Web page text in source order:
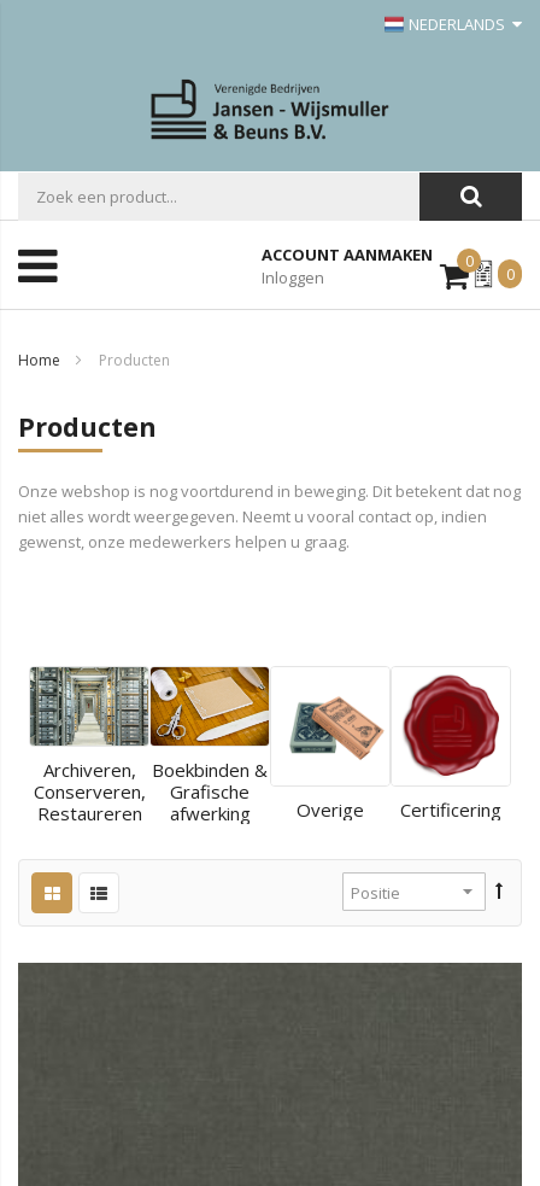
NEDERLANDS
ACCOUNT AANMAKEN
Inloggen
0Mijn
Offerte
0
Home Producten
Producten
Onze webshop is nog voortdurend in beweging. Dit betekent dat nog
niet alles wordt weergegeven. Neemt u vooral contact op, indien
gewenst, onze medewerkers helpen u graag.
Archiveren,
Conserveren,
Restaureren
Boekbinden &
Grafische
afwerking
Overige Certificering